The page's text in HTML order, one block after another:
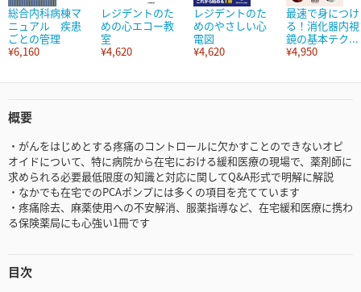
総合内科病棟マ
ニュアル 疾患
ごとの管理
¥6,160
レジデントのた
めの心エコー教
室
¥4,620
レジデントのた
めのやさしい心
電図
¥4,620
最速で身につけ
る！消化器内視
鏡の基本テク...
¥4,950
概要
・がんをはじめとする疼痛のコントロールに欠かすことのできないオピ
オイドについて、特に病院から在宅における緩和医療の現場で、薬剤師に
求められる必要最低限度の知識と対応に関してQ&A形式で明解に解説
・なかでも在宅でのPCAポンプには多くの項目を充てています
・疼痛除去、麻薬使用への不安解消、服薬指導など、在宅緩和医療に携わ
る保険薬局にも心強い1冊です
目次